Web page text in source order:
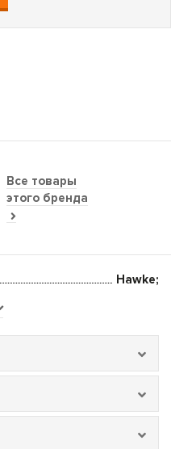
Все товары
этого бренда
Hawke;